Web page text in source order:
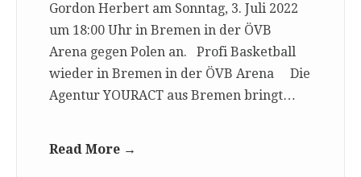
Gordon Herbert am Sonntag, 3. Juli 2022
um 18:00 Uhr in Bremen in der ÖVB
Arena gegen Polen an. Profi Basketball
wieder in Bremen in der ÖVB Arena Die
Agentur YOURACT aus Bremen bringt…
Read More →